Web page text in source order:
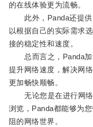
的在线体验更为流畅。
此外，Panda还提供
以根据自己的实际需求
接的稳定性和速度。
总而言之，Panda加
提升网络速度，解决网
更加畅快顺畅。
无论您是在进行网络
浏览，Panda都能够为
阻的网络世界。